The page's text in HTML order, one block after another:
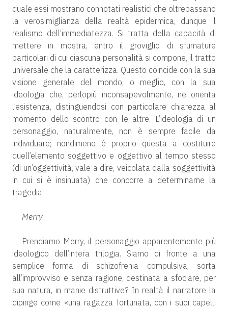
quale essi mostrano connotati realistici che oltrepassano
la verosimiglianza della realtà epidermica, dunque il
realismo dell’immediatezza. Si tratta della capacità di
mettere in mostra, entro il groviglio di sfumature
particolari di cui ciascuna personalità si compone, il tratto
universale che la caratterizza. Questo coincide con la sua
visione generale del mondo, o meglio, con la sua
ideologia che, perlopiù inconsapevolmente, ne orienta
l’esistenza, distinguendosi con particolare chiarezza al
momento dello scontro con le altre. L’ideologia di un
personaggio, naturalmente, non è sempre facile da
individuare; nondimeno è proprio questa a costituire
quell’elemento soggettivo e oggettivo al tempo stesso
(di un’oggettività, vale a dire, veicolata dalla soggettività
in cui si è insinuata) che concorre a determinarne la
tragedia.
Merry
Prendiamo Merry, il personaggio apparentemente più
ideologico dell’intera trilogia. Siamo di fronte a una
semplice forma di schizofrenia compulsiva, sorta
all’improvviso e senza ragione, destinata a sfociare, per
sua natura, in manie distruttive? In realtà il narratore la
dipinge come «una ragazza fortunata, con i suoi capelli